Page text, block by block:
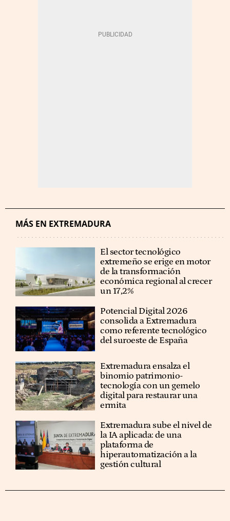
MÁS EN EXTREMADURA
El sector tecnológico
extremeño se erige en motor
de la transformación
económica regional al crecer
un 17,2%
Potencial Digital 2026
consolida a Extremadura
como referente tecnológico
del suroeste de España
Extremadura ensalza el
binomio patrimonio-
tecnología con un gemelo
digital para restaurar una
ermita
Extremadura sube el nivel de
la IA aplicada: de una
plataforma de
hiperautomatización a la
gestión cultural